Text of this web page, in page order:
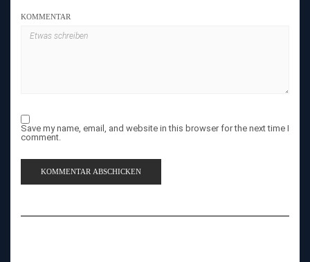
KOMMENTAR
Save my name, email, and website in this browser for the next time I
comment.